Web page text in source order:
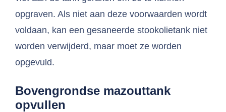
opgraven. Als niet aan deze voorwaarden wordt
voldaan, kan een gesaneerde stookolietank niet
worden verwijderd, maar moet ze worden
opgevuld.
Bovengrondse mazouttank
opvullen